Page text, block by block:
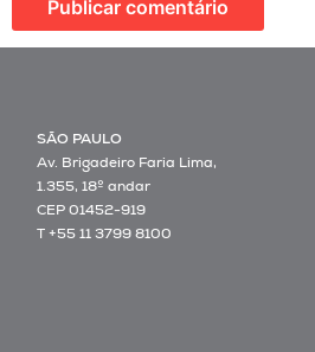
SÃO PAULO
Av. Brigadeiro Faria Lima,
1.355, 18º andar
CEP 01452-919
T +55 11 3799 8100